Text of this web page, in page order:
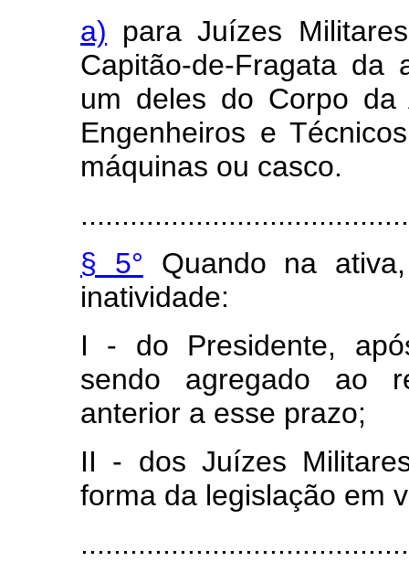
a) para Juízes
Capitão-de-Fragata da
um deles do Corpo
Engenheiros e
máquinas ou casco.
§ 5° Quando na
inatividade:
I - do Presidente,
sendo agregado ao
anterior a esse prazo;
II - dos Juízes
forma da legislação em